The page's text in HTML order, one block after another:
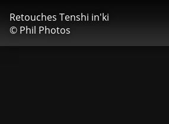
Retouches Tenshi in'ki
© Phil Photos